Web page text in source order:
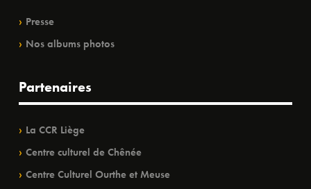
Presse
Nos albums photos
Partenaires
La CCR Liège
Centre culturel de Chênée
Centre Culturel Ourthe et Meuse